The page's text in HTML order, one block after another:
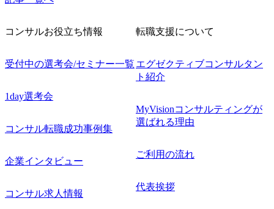
コンサルお役立ち情報
受付中の選考会/セミナー一覧
1day選考会
コンサル転職成功事例集
企業インタビュー
コンサル求人情報
転職支援について
エグゼクティブコンサルタン
ト紹介
MyVisionコンサルティングが
選ばれる理由
ご利用の流れ
代表挨拶